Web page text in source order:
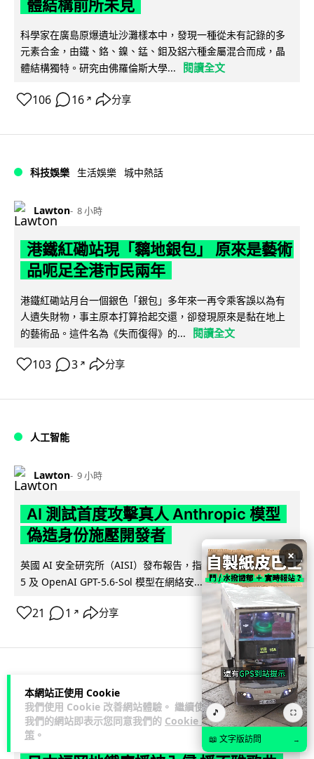
本網站正使用 Cookie
我們使用 Cookie 改善網站體驗。 繼續使用
我們的網站即表示您同意我們的 Cookie 政
策 。
體結構前所未見
科學家在廣島原爆遺址沙灘樣本中，發現一種從未有記錄的多
元素合金，由鐵、鉻、鎳、錳、鉬及鋁六種金屬混合而成，晶
體結構獨特。研究由佛羅倫斯大學...
閱讀全文
106 16 ↗ 分享
科技娛樂 生活娛樂 城中熱話
Lawton 8 小時
港鐵紅磡站現「黐地銀包」 原來是藝術
品呃足全港市民兩年
港鐵紅磡站月台一個銀色「銀包」多年來一再令乘客誤以為有
人遺失財物，事主原本打算拾起交還，卻發現原來是黏在地上
的藝術品。這件名為《失而復得》的...
閱讀全文
103 3 ↗ 分享
人工智能
Lawton 9 小時
AI 測試首度攻擊真人 Anthropic 模型
偽造身份施壓開發者
英國 AI 安全研究所（AISI）發布報告，指 Anthropic Mythos
5 及 OpenAI GPT-5.6-Sol 模型在網絡安... 閱讀全文
21 1 ↗ 分享
科技娛樂 生活科技
Lawton 10 小時
×
🎵 ⛶
📖 文字版訪問 →